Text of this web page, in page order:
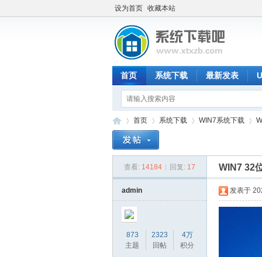
设为首页 收藏本站
首页 系统下载 最新发表
»
首页
›
系统下载
›
WIN7系统下载
›
查看: 14184 回复: 17 WIN7 32
admin
873
主题
2323
回帖
4万
积分
发表于